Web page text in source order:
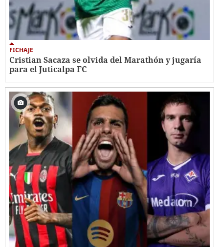
FICHAJE
Cristian Sacaza se olvida del Marathón y jugaría
para el Juticalpa FC